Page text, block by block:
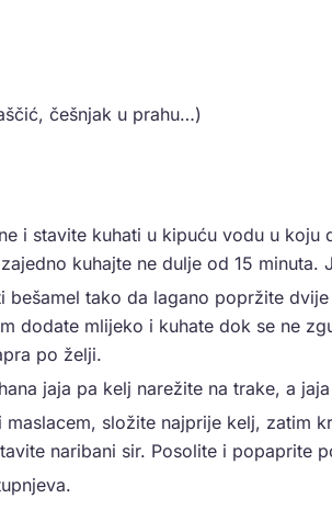
češnjak u prahu…)
i stavite kuhati u kipuću vodu u koju
kuhajte ne dulje od 15 minuta.
bešamel tako da lagano popržite
dodate mlijeko i kuhate dok se ne
po želji.
jaja pa kelj narežite na trake, a
maslacem, složite najprije kelj, zatim
naribani sir. Posolite i popaprite